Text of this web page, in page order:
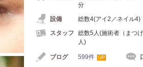
分
設備
総数4(アイ2／ネイル4)
スタッフ
総数5人(施術者（まつ
人)
ブログ 599件 UP